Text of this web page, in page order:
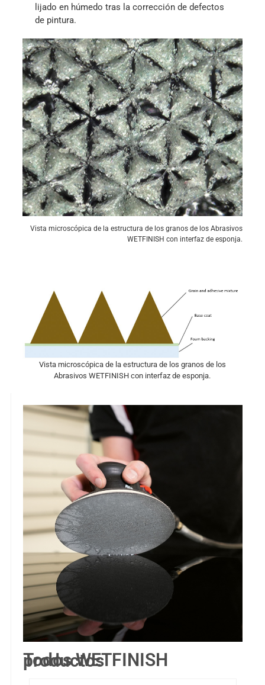
lijado en húmedo tras la corrección de defectos
de pintura.
Vista microscópica de la estructura de los granos de los Abrasivos
WETFINISH con interfaz de esponja.
Vista microscópica de la estructura de los granos de los
Abrasivos WETFINISH con interfaz de esponja.
Todos WETFINISH productos